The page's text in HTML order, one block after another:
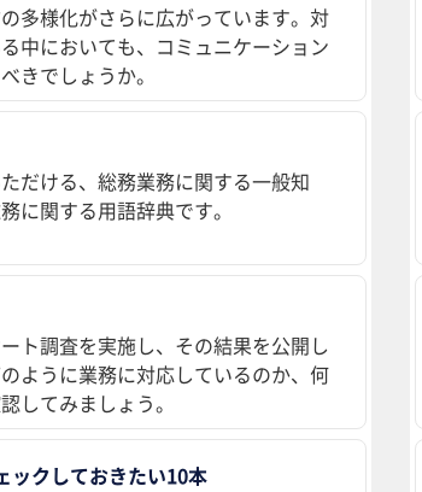
多様化がさらに広がっています。対
中においても、コミュニケーション
きでしょうか。
だける、総務業務に関する一般知
に関する用語辞典です。
ト調査を実施し、その結果を公開し
ように業務に対応しているのか、何
してみましょう。
ックしておきたい10本